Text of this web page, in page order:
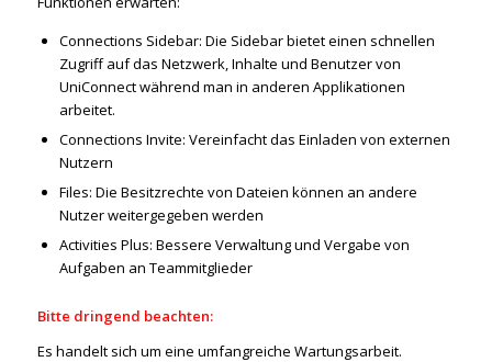
Connections Sidebar: Die Sidebar bietet einen schnellen
Zugriff auf das Netzwerk, Inhalte und Benutzer von
UniConnect während man in anderen Applikationen
arbeitet.
Connections Invite: Vereinfacht das Einladen von externen
Nutzern
Files: Die Besitzrechte von Dateien können an andere
Nutzer weitergegeben werden
Activities Plus: Bessere Verwaltung und Vergabe von
Aufgaben an Teammitglieder
Bitte dringend beachten:
Es handelt sich um eine umfangreiche Wartungsarbeit.